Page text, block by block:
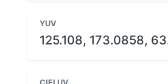
YUV
125.108, 173.0858,
CIELUV